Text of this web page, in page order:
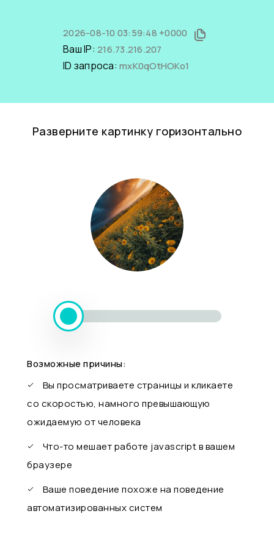
2026-08-10 03:59:48 +0000
Ваш IP: 216.73.216.207
ID запроса: mxK0qOtHOKo1
Разверните картинку горизонтально
Возможные причины:
Вы просматриваете страницы и кликаете
со скоростью, намного превышающую
ожидаемую от человека
Что-то мешает работе javascript в вашем
браузере
Ваше поведение похоже на поведение
автоматизированных систем